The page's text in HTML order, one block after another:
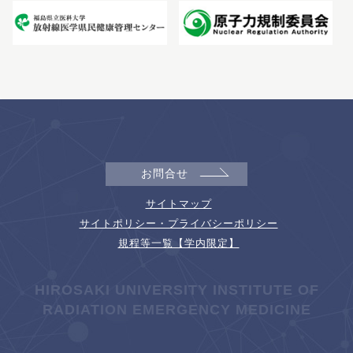
お問合せ
サイトマップ
サイトポリシー・プライバシーポリシー
規程等一覧【学内限定】
HIROSAKI UNIVERSITY INSTITUTE OF
RADIATION EMERGENCY MEDICINE